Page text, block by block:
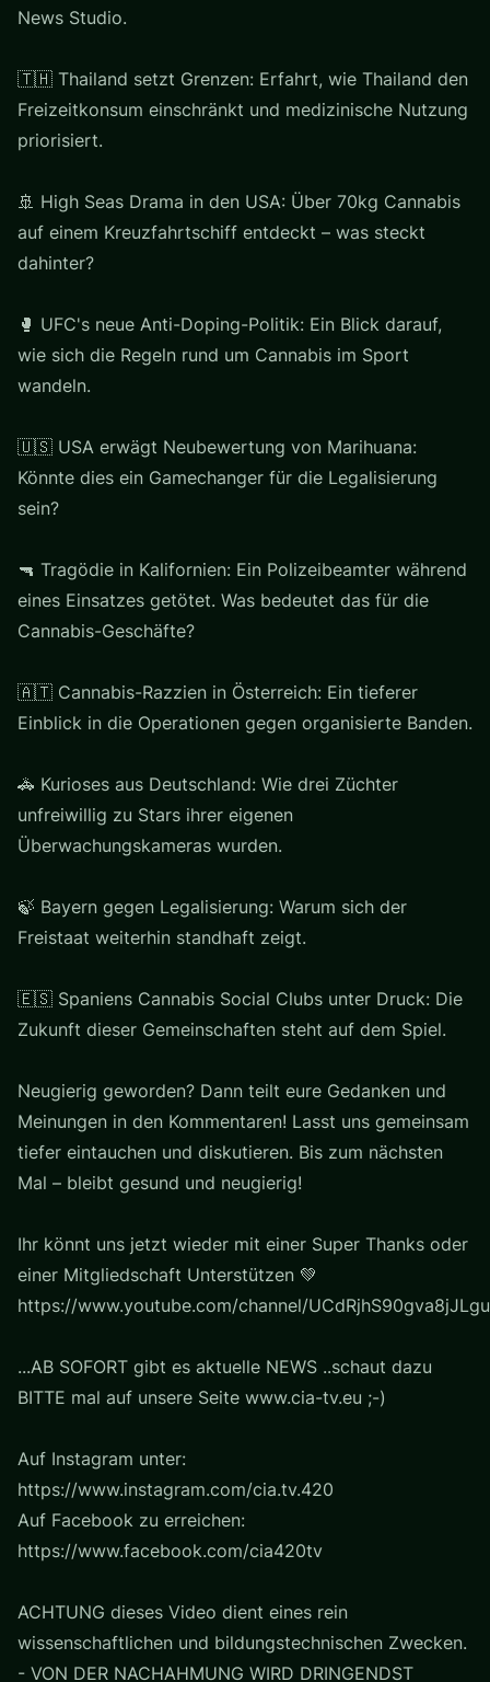
News Studio.
🇹🇭 Thailand setzt Grenzen: Erfahrt, wie Thailand den
Freizeitkonsum einschränkt und medizinische Nutzung
priorisiert.
🚢 High Seas Drama in den USA: Über 70kg Cannabis
auf einem Kreuzfahrtschiff entdeckt – was steckt
dahinter?
🥊 UFC's neue Anti-Doping-Politik: Ein Blick darauf,
wie sich die Regeln rund um Cannabis im Sport
wandeln.
🇺🇸 USA erwägt Neubewertung von Marihuana:
Könnte dies ein Gamechanger für die Legalisierung
sein?
🔫 Tragödie in Kalifornien: Ein Polizeibeamter während
eines Einsatzes getötet. Was bedeutet das für die
Cannabis-Geschäfte?
🇦🇹 Cannabis-Razzien in Österreich: Ein tieferer
Einblick in die Operationen gegen organisierte Banden.
🚓 Kurioses aus Deutschland: Wie drei Züchter
unfreiwillig zu Stars ihrer eigenen
Überwachungskameras wurden.
🍃 Bayern gegen Legalisierung: Warum sich der
Freistaat weiterhin standhaft zeigt.
🇪🇸 Spaniens Cannabis Social Clubs unter Druck: Die
Zukunft dieser Gemeinschaften steht auf dem Spiel.
Neugierig geworden? Dann teilt eure Gedanken und
Meinungen in den Kommentaren! Lasst uns gemeinsam
tiefer eintauchen und diskutieren. Bis zum nächsten
Mal – bleibt gesund und neugierig!
Ihr könnt uns jetzt wieder mit einer Super Thanks oder
einer Mitgliedschaft Unterstützen 💚
https://www.youtube.com/channel/
...AB SOFORT gibt es aktuelle NEWS ..schaut dazu
BITTE mal auf unsere Seite www.cia-tv.eu ;-)
Auf Instagram unter:
https://www.instagram.com/cia.tv.420
Auf Facebook zu erreichen:
https://www.facebook.com/cia420tv
ACHTUNG dieses Video dient eines rein
wissenschaftlichen und bildungstechnischen Zwecken.
- VON DER NACHAHMUNG WIRD DRINGENDST